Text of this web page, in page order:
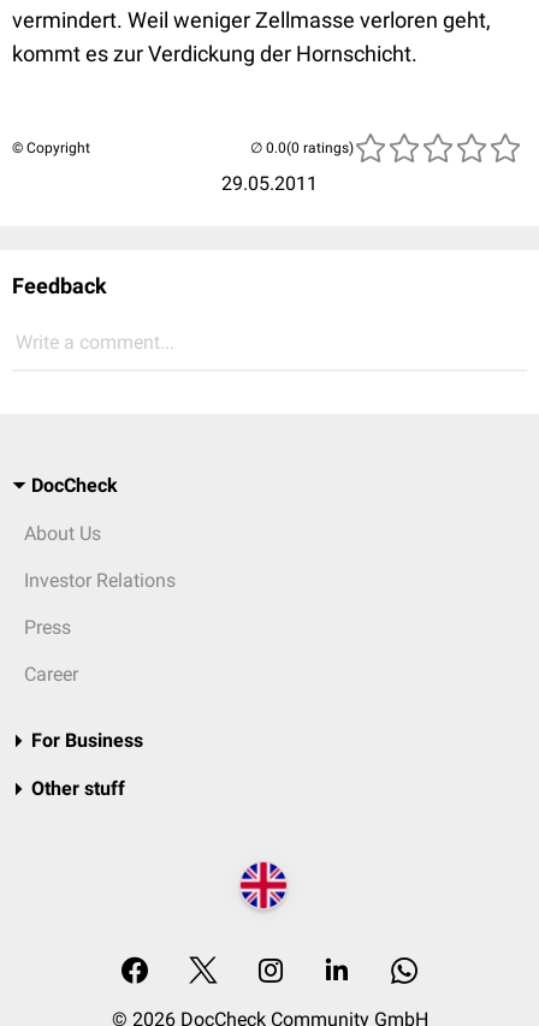
vermindert. Weil weniger Zellmasse verloren geht,
kommt es zur Verdickung der Hornschicht.
© Copyright
29.05.2011
(0 ratings)
Feedback
Write a comment...
DocCheck
About Us
Investor Relations
Press
Career
For Business
Other stuff
© 2026 DocCheck Community GmbH